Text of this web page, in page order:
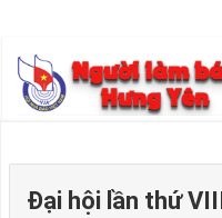
Đại hội lần thứ